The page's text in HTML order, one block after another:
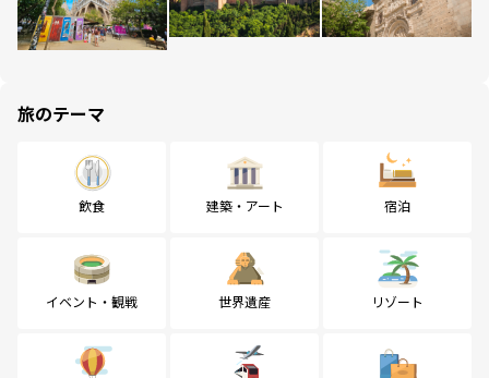
旅のテーマ
飲食 建築・アート 宿泊
イベント・観戦 世界遺産 リゾート